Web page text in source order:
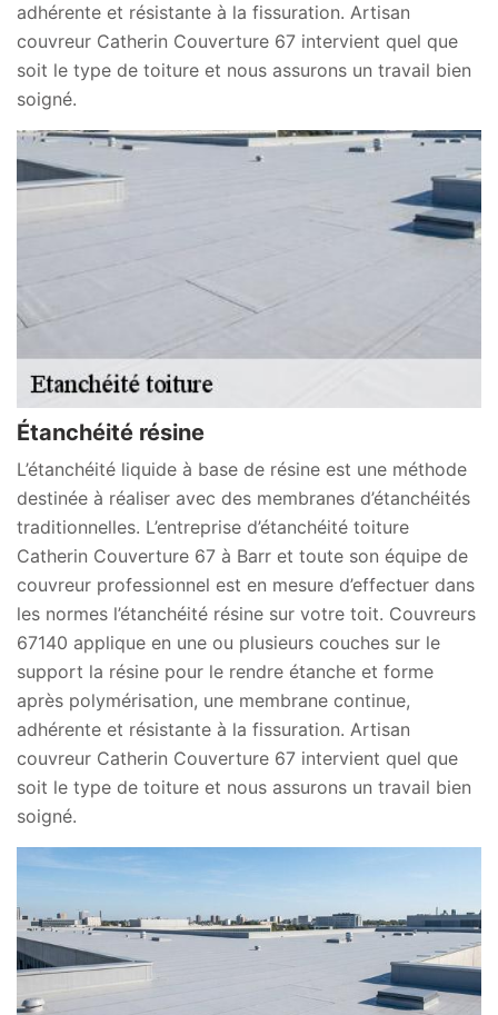
adhérente et résistante à la fissuration. Artisan
couvreur Catherin Couverture 67 intervient quel que
soit le type de toiture et nous assurons un travail bien
soigné.
Étanchéité résine
L’étanchéité liquide à base de résine est une méthode
destinée à réaliser avec des membranes d’étanchéités
traditionnelles. L’entreprise d’étanchéité toiture
Catherin Couverture 67 à Barr et toute son équipe de
couvreur professionnel est en mesure d’effectuer dans
les normes l’étanchéité résine sur votre toit. Couvreurs
67140 applique en une ou plusieurs couches sur le
support la résine pour le rendre étanche et forme
après polymérisation, une membrane continue,
adhérente et résistante à la fissuration. Artisan
couvreur Catherin Couverture 67 intervient quel que
soit le type de toiture et nous assurons un travail bien
soigné.